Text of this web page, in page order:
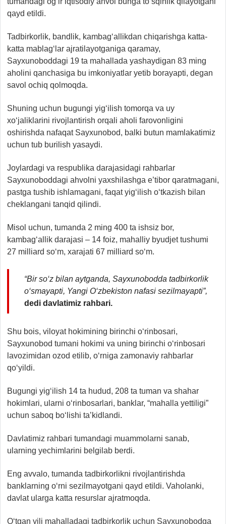
qayd etildi.
Tadbirkorlik, bandlik, kambag‘allikdan chiqarishga katta-
katta mablag‘lar ajratilayotganiga qaramay,
Sayxunoboddagi 19 ta mahallada yashaydigan 83 ming
aholini qanchasiga bu imkoniyatlar yetib borayapti, degan
savol ochiq qolmoqda.
Shuning uchun bugungi yig‘ilish tomorqa va uy
xo‘jaliklarini rivojlantirish orqali aholi farovonligini
oshirishda nafaqat Sayxunobod, balki butun mamlakatimiz
uchun tub burilish yasaydi.
Joylardagi va respublika darajasidagi rahbarlar
Sayxunoboddagi ahvolni yaxshilashga e’tibor qaratmagani,
pastga tushib ishlamagani, faqat yig‘ilish o‘tkazish bilan
cheklangani tanqid qilindi.
Misol uchun, tumanda 2 ming 400 ta ishsiz bor,
kambag‘allik darajasi – 14 foiz, mahalliy byudjet tushumi
27 milliard so‘m, xarajati 67 milliard so‘m.
“Bir so‘z bilan aytganda, Sayxunobodda tadbirkorlik
o‘smayapti, Yangi O‘zbekiston nafasi sezilmayapti”,
dedi davlatimiz rahbari.
Shu bois, viloyat hokimining birinchi o‘rinbosari,
Sayxunobod tumani hokimi va uning birinchi o‘rinbosari
lavozimidan ozod etilib, o‘rniga zamonaviy rahbarlar
qo‘yildi.
Bugungi yig‘ilish 14 ta hudud, 208 ta tuman va shahar
hokimlari, ularni o‘rinbosarlari, banklar, “mahalla yettiligi”
uchun saboq bo‘lishi ta’kidlandi.
Davlatimiz rahbari tumandagi muammolarni sanab,
ularning yechimlarini belgilab berdi.
Eng avvalo, tumanda tadbirkorlikni rivojlantirishda
banklarning o‘rni sezilmayotgani qayd etildi. Vaholanki,
davlat ularga katta resurslar ajratmoqda.
O‘tgan yili mahalladagi tadbirkorlik uchun Sayxunobodga